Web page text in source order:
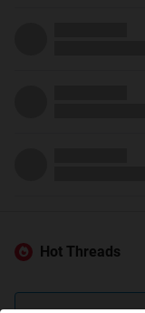
Hot Threads